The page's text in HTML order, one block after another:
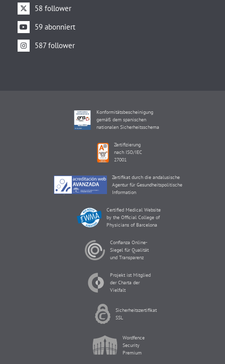
58 follower
59 abonniert
587 follower
Konformitätsbescheinigung
gemäß dem spanischen
nationalen Sicherheitsschema
Zertifizierung
nach ISO/IEC
27001
Zertifikat durch die andalusische
Agentur für Gesundheitspolitische
Information
Certified Medical Website
by the Official College of
Physicians of Barcelona
Confianza Online-
Siegel für Qualität
und Transparenz
Projekt ist Mitglied
der Charta der
Vielfalt
Sicherheitszertifikat
SSL
Wordfence
Security
Premium